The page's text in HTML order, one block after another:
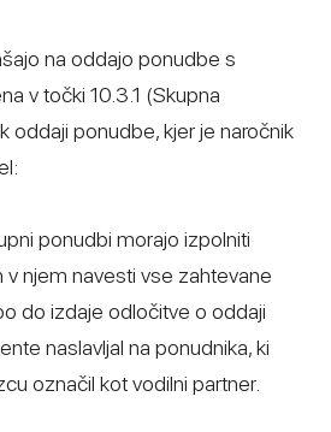
na oddajo ponudbe s
v točki 10.3.1 (Skupna
oddaji ponudbe, kjer je naročnik
ponudbi morajo izpolniti
v njem navesti vse zahtevane
do izdaje odločitve o oddaji
naslavljal na ponudnika, ki
označil kot vodilni partner.